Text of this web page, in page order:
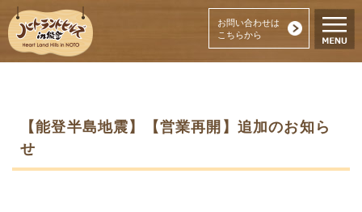
お問い合わせは
こちらから
【能登半島地震】【営業再開】追加のお知ら
せ